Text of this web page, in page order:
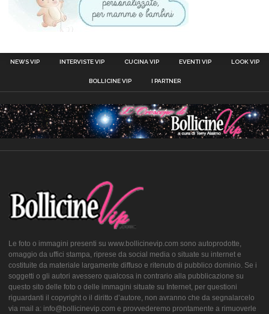
NEWS VIP INTERVISTE VIP CUCINA VIP EVENTI VIP LOOK VIP
BOLLICINE VIP I PARTNER
Le foto o immagini presenti su www.bollicinevip.com sono autoprodotte,
omaggio da uffici stampa, riprese da social media o situate su internet e
costituite da materiale largamente diffuso e ritenuto di pubblico dominio. Se i
soggetti o gli autori avessero qualcosa in contrario alla pubblicazione su
questo sito delle foto o delle immagini situate su Internet, per questioni
riguardanti il copyright o il diritto d’autore, non avranno che da segnalarcelo
via mail a: info@bollicinevip.com e provvederemo prontamente a rimuoverle